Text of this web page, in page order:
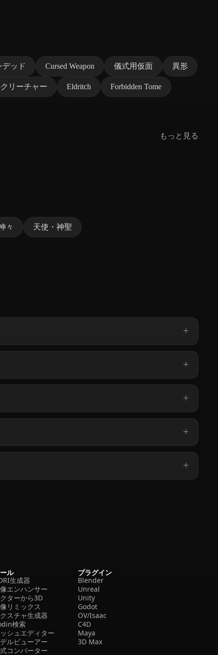
デッド Cursed Weapon 儀式用仮面 異形
リーチャー Eldritch Forbidden Tome
もっと見る
々 天使・神聖
ル
生成器
エンハンサー
ターから3D
リミックス
スチャ生成器
検索
シュエディター
ルビューアー
コンバーター
プラグイン
Blender
Unreal
Unity
Godot
OV/Isaac
C4D
Maya
3D Max